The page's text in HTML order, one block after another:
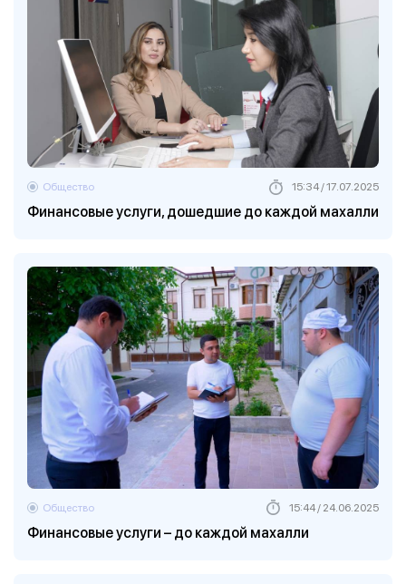
Финансовые услуги, дошедшие до каждой махалли
Общество 15:34 / 17.07.2025
Финансовые услуги – до каждой махалли
Общество 15:44 / 24.06.2025